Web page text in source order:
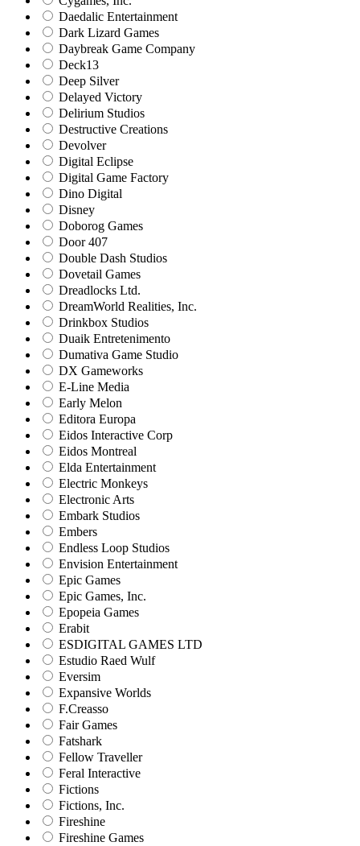
Daedalic Entertainment
Dark Lizard Games
Daybreak Game Company
Deck13
Deep Silver
Delayed Victory
Delirium Studios
Destructive Creations
Devolver
Digital Eclipse
Digital Game Factory
Dino Digital
Disney
Doborog Games
Door 407
Double Dash Studios
Dovetail Games
Dreadlocks Ltd.
DreamWorld Realities, Inc.
Drinkbox Studios
Duaik Entretenimento
Dumativa Game Studio
DX Gameworks
E-Line Media
Early Melon
Editora Europa
Eidos Interactive Corp
Eidos Montreal
Elda Entertainment
Electric Monkeys
Electronic Arts
Embark Studios
Embers
Endless Loop Studios
Envision Entertainment
Epic Games
Epic Games, Inc.
Epopeia Games
Erabit
ESDIGITAL GAMES LTD
Estudio Raed Wulf
Eversim
Expansive Worlds
F.Creasso
Fair Games
Fatshark
Fellow Traveller
Feral Interactive
Fictions
Fictions, Inc.
Fireshine
Fireshine Games